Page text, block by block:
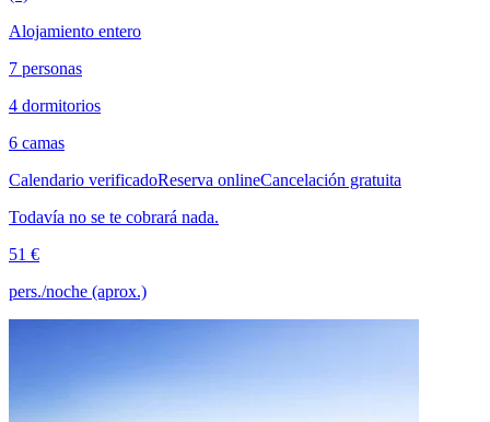
Alojamiento entero
7 personas
4 dormitorios
6 camas
Calendario verificadoReserva onlineCancelación gratuita
Todavía no se te cobrará nada.
51 €
pers./noche (aprox.)